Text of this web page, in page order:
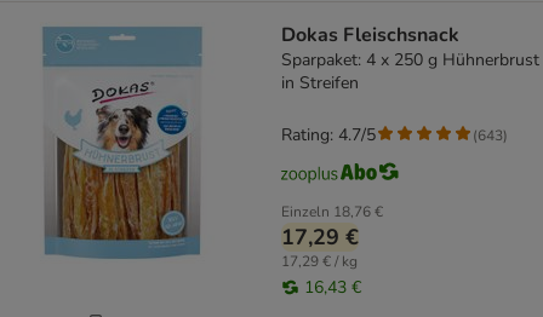
Dokas Fleischsnack
Sparpaket: 4 x 250 g Hühnerbrust
in Streifen
Einzeln 18,76 €
17,29 €
17,29 € / kg
16,43 €
Rating: 4.7/5 (643)